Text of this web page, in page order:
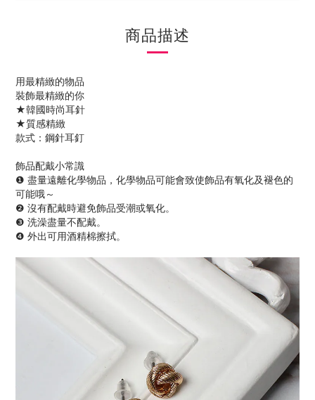
商品描述
用最精緻的物品
裝飾最精緻的你
★韓國時尚耳針
★質感精緻
款式：鋼針耳釘
飾品配戴小常識
❶ 盡量遠離化學物品，化學物品可能會致使飾品有氧化及褪色的
可能哦～
❷ 沒有配戴時避免飾品受潮或氧化。
❸ 洗澡盡量不配戴。
❹ 外出可用酒精棉擦拭。